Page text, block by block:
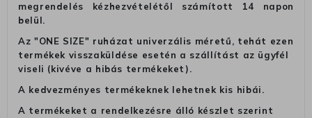
megrendelés kézhezvételétől számított 14 napon
belül.
Az "ONE SIZE" ruházat univerzális méretű, tehát ezen
termékek visszaküldése esetén a szállítást az ügyfél
viseli (kivéve a hibás termékeket).
A kedvezményes termékeknek lehetnek kis hibái.
A termékeket a rendelkezésre álló készlet szerint